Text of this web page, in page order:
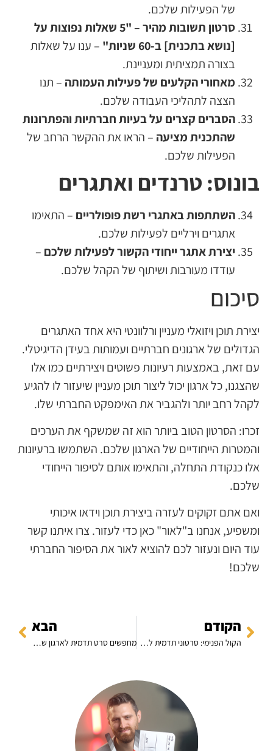
של הפעילות שלכם.
סרטון תשובות מהיר – "5 שאלות נפוצות על
[נושא בתכנית] ב-60 שניות"
– ענו על שאלות
בצורה תמציתית ומעניינת.
מאחורי הקלעים של פעילות העמותה – תנו
הצצה לתהליכי העבודה שלכם.
הסברים קצרים על בעיות חברתיות והפתרונות
שהתכנית מציעה – הראו את ההקשר הרחב של
הפעילות שלכם.
בונוס: טרנדים ואתגרים
השתתפות באתגרי רשת פופולריים – התאימו
אתגרים וירליים לפעילות שלכם.
יצירת אתגר ייחודי הקשור לפעילות שלכם –
עודדו מעורבות ושיתוף של הקהל שלכם.
סיכום
יצירת תוכן ויזואלי מעניין ורלוונטי היא אחד האתגרים
הגדולים של ארגונים חברתיים ועמותות בעידן הדיגיטלי.
עם זאת, באמצעות רעיונות פשוטים ויצירתיים כמו אלו
שהצגנו, כל ארגון יכול ליצור תוכן מעניין שיעזור לו להגיע
לקהל רחב יותר ולהגביר את האימפקט החברתי שלו.
זכרו: הסרטון הטוב ביותר הוא זה שמשקף את הערכים
והמטרות הייחודיים של הארגון שלכם. השתמשו ברעיונות
אלו כנקודת התחלה, והתאימו אותם לסיפור הייחודי
שלכם.
ואם אתם זקוקים לעזרה ביצירת תוכן וידאו איכותי
ומשפיע, אנחנו ב"לאור" כאן כדי לעזור. צרו איתנו קשר
עוד היום ונעזור לכם להוציא לאור את הסיפור החברתי
שלכם!
הקודם
הקול הפנימי: סרטוני תדמית לתוכנית פורצת דרך לכבדי שמיעה וחרשים
הבא
מחפשים סרט תדמית לארגון שלכם? הנה מה שחשוב לדעת